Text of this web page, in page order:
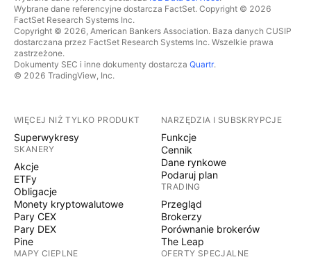
Wybrane dane referencyjne dostarcza FactSet. Copyright © 2026
FactSet Research Systems Inc.
Copyright © 2026, American Bankers Association. Baza danych CUSIP
dostarczana przez FactSet Research Systems Inc. Wszelkie prawa
zastrzeżone.
Dokumenty SEC i inne dokumenty dostarcza Quartr.
© 2026 TradingView, Inc.
WIĘCEJ NIŻ TYLKO PRODUKT
Superwykresy
SKANERY
Akcje
ETFy
Obligacje
Monety kryptowalutowe
Pary CEX
Pary DEX
Pine
MAPY CIEPLNE
NARZĘDZIA I SUBSKRYPCJE
Funkcje
Cennik
Dane rynkowe
Podaruj plan
TRADING
Przegląd
Brokerzy
Porównanie brokerów
The Leap
OFERTY SPECJALNE